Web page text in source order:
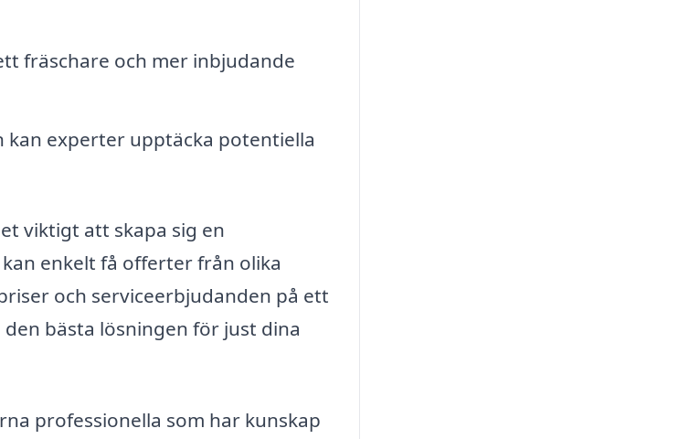
fräschare och mer inbjudande
experter upptäcka potentiella
viktigt att skapa sig en
enkelt få offerter från olika
och serviceerbjudanden på ett
bästa lösningen för just dina
professionella som har kunskap